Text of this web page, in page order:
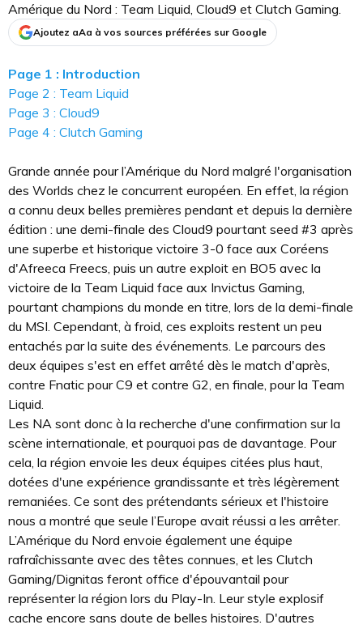
Amérique du Nord : Team Liquid, Cloud9 et Clutch Gaming.
Ajoutez aAa à vos sources préférées sur Google
Page 1 : Introduction
Page 2 : Team Liquid
Page 3 : Cloud9
Page 4 : Clutch Gaming
Grande année pour l’Amérique du Nord malgré l'organisation
des Worlds chez le concurrent européen. En effet, la région
a connu deux belles premières pendant et depuis la dernière
édition : une demi-finale des Cloud9 pourtant seed #3 après
une superbe et historique victoire 3-0 face aux Coréens
d'Afreeca Freecs, puis un autre exploit en BO5 avec la
victoire de la Team Liquid face aux Invictus Gaming,
pourtant champions du monde en titre, lors de la demi-finale
du MSI. Cependant, à froid, ces exploits restent un peu
entachés par la suite des événements. Le parcours des
deux équipes s'est en effet arrêté dès le match d'après,
contre Fnatic pour C9 et contre G2, en finale, pour la Team
Liquid.
Les NA sont donc à la recherche d'une confirmation sur la
scène internationale, et pourquoi pas de davantage. Pour
cela, la région envoie les deux équipes citées plus haut,
dotées d'une expérience grandissante et très légèrement
remaniées. Ce sont des prétendants sérieux et l'histoire
nous a montré que seule l’Europe avait réussi a les arrêter.
L’Amérique du Nord envoie également une équipe
rafraîchissante avec des têtes connues, et les Clutch
Gaming/Dignitas feront office d'épouvantail pour
représenter la région lors du Play-In. Leur style explosif
cache encore sans doute de belles histoires. D'autres